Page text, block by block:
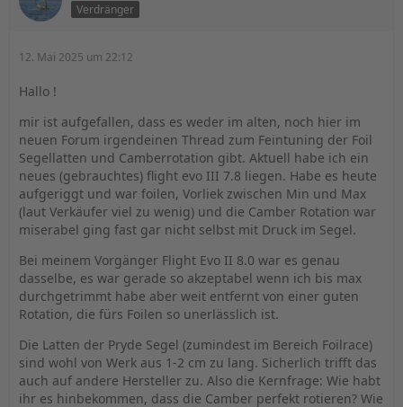
Verdränger
12. Mai 2025 um 22:12
Hallo !
mir ist aufgefallen, dass es weder im alten, noch hier im
neuen Forum irgendeinen Thread zum Feintuning der Foil
Segellatten und Camberrotation gibt. Aktuell habe ich ein
neues (gebrauchtes) flight evo III 7.8 liegen. Habe es heute
aufgeriggt und war foilen, Vorliek zwischen Min und Max
(laut Verkäufer viel zu wenig) und die Camber Rotation war
miserabel ging fast gar nicht selbst mit Druck im Segel.
Bei meinem Vorgänger Flight Evo II 8.0 war es genau
dasselbe, es war gerade so akzeptabel wenn ich bis max
durchgetrimmt habe aber weit entfernt von einer guten
Rotation, die fürs Foilen so unerlässlich ist.
Die Latten der Pryde Segel (zumindest im Bereich Foilrace)
sind wohl von Werk aus 1-2 cm zu lang. Sicherlich trifft das
auch auf andere Hersteller zu. Also die Kernfrage: Wie habt
ihr es hinbekommen, dass die Camber perfekt rotieren? Wie